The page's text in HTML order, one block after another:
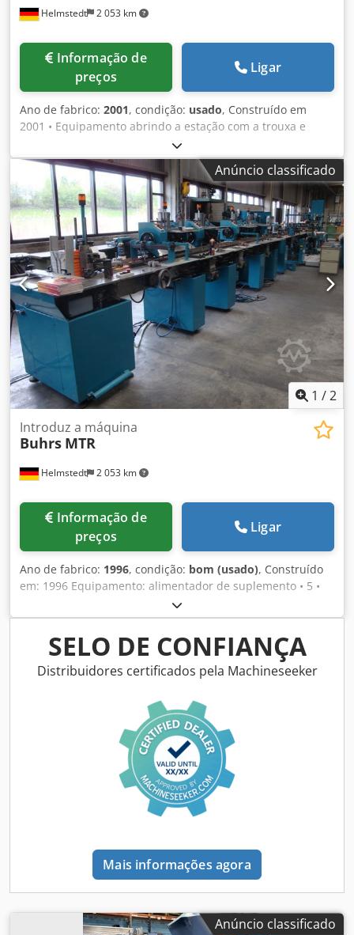
Helmstedt 2 053 km
preços
Ligar
Ano de fabrico: 2001, condição: usado, Construído em
2001 • Equipamento abrindo a estação com a trouxa e
espada Djdpfx Afjc Ndt Eewokr • alimentador de produto
principal • 10 inserir alimentadores • entrega de fluxo
bomba de vácuo de pressão • 2
Anúncio classificado
1 /2
Helmstedt 2 053 km
Introduz a máquina
Buhrs MTR
preços
Ligar
Ano de fabrico: 1996, condição: bom (usado), Construído
em: 1996 Equipamento: alimentador de suplemento • 5 •
Estação de envolvimento da folha • cinto de entrega
Dededympkspfx Afwjkr
SELO DE CONFIANÇA
Distribuidores certificados pela Machineseeker
Mais informações agora
Anúncio classificado